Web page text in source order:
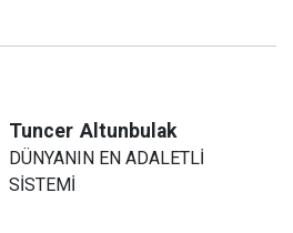
Tuncer Altunbulak
DÜNYANIN EN ADALETLİ
SİSTEMİ